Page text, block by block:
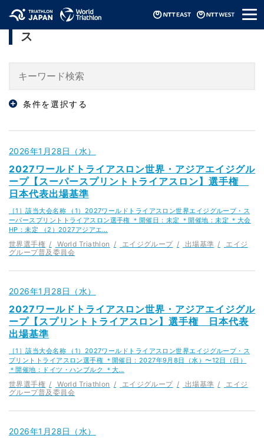
メ
ニ
「エイジグループ普及委員会」のニュー
ス
条件を選択する
2026年1月28日（水）
2027ワールドトライアスロン世界・アジアエイジグル
ープ【スーパースプリントトライアスロン】選手権
日本代表出場基準
［1］該当大会名称 （1）2027ワールドトライアスロン世界エイジグループ・ス
ーパースプリントトライアスロン選手権 ＊開催日：未定 ＊開催地：未定 ＊大会
HP：未定 （2）2027アジアエ…
世界選手権 World Triathlon エイジグループ 出場基準
エイジ
グループ普及委員会
2026年1月28日（水）
2027ワールドトライアスロン世界・アジアエイジグル
ープ【スプリントトライアスロン】選手権 日本代表
出場基準
［1］該当大会名称 （1）2027ワールドトライアスロン世界エイジグループ・ス
プリントトライアスロン選手権 ＊開催日：2027年9月8日（水）〜12日（日）
＊開催地：ドイツ・ハンブルク ＊大…
世界選手権 World Triathlon エイジグループ 出場基準
エイジ
グループ普及委員会
2026年1月28日（水）